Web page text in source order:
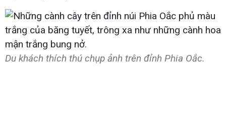
Du khách thích thú chụp ảnh trên đỉnh Phia Oắc.